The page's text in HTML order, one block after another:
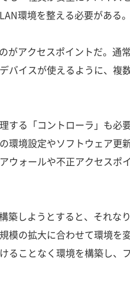
環境を整える必要がある。
アクセスポイントだ。通
バイスが使えるように、複
する「コントローラ」も必
環境設定やソフトウェア更
ウォールや不正アクセスポ
しようとすると、それな
模の拡大に合わせて環境を
ることなく環境を構築し、